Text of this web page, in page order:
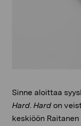
Sinne aloittaa
Hard. Hard on
keskiöön